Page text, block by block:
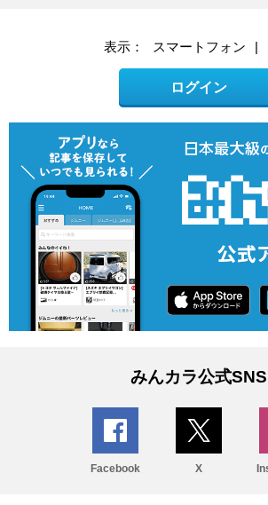
表示： スマートフォン |
ログイン
みんカラ公式SNS
Facebook X